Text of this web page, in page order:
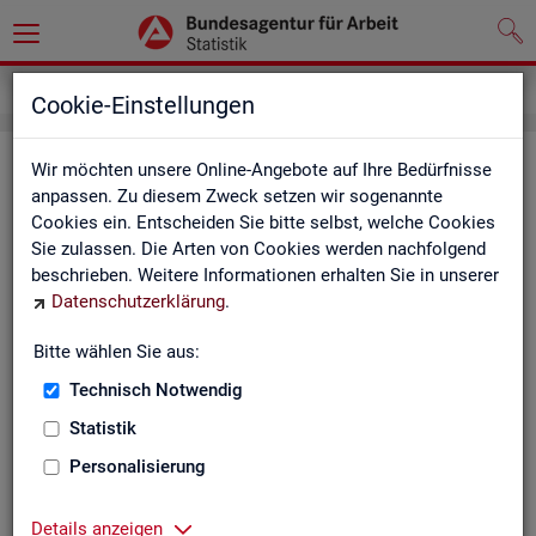
Cookie-Einstellungen
Wir möchten unsere Online-Angebote auf Ihre Bedürfnisse
anpassen. Zu diesem Zweck setzen wir sogenannte
Cookies ein. Entscheiden Sie bitte selbst, welche Cookies
Sie zulassen. Die Arten von Cookies werden nachfolgend
beschrieben. Weitere Informationen erhalten Sie in unserer
Datenschutzerklärung.
Bitte wählen Sie aus:
Technisch Notwendig
Statistik
Personalisierung
Details anzeigen
Kon­takt
Nut­zen Sie die Mög­lich­keit mit uns in Kon­takt zu tre­ten!
Sie haben Fra­gen zum An­ge­bot?
Sie be­nö­ti­gen auf Ihre Fra­ge­stel­lung zu­ge­schnit­te­ne Son­der­
Ihr Sta­tis­tik-Ser­vice hilft Ihnen wei­ter!
Zen­tra­ler Sta­tis­tik-Ser­vice